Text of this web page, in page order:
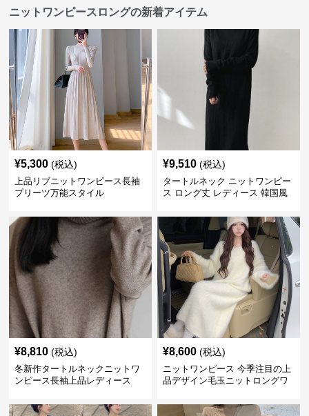
ニットワンピースロングの新着アイテム
¥5,300 (税込)
上品リブニットワンピース長袖
プリーツ万能スタイル
¥9,510 (税込)
タートルネック ニットワンピー
ス ロング丈 レディース 韓国風
¥8,810 (税込)
冬新作タートルネックニットワ
ンピース長袖上品レディース
¥8,600 (税込)
ニットワンピース 今季注目の上
品デザイン毛玉ニットロングワ